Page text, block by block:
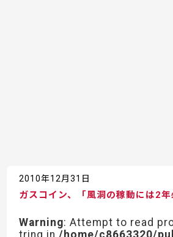
2010年12月31日
ガスコイン、「風洞の稼動には2年
Warning: Attempt to read